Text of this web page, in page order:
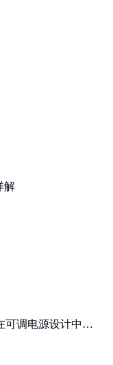
解
可调电源设计中的